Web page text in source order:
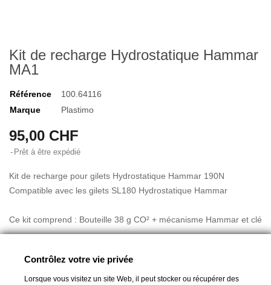
Kit de recharge Hydrostatique Hammar
MA1
Référence
100.64116
Marque
Plastimo
95,00 CHF
Prêt à être expédié
Kit de recharge pour gilets Hydrostatique Hammar 190N
Compatible avec les gilets SL180 Hydrostatique Hammar
Ce kit comprend : Bouteille 38 g CO² + mécanisme Hammar et clé
tous les 4 à 5 ans.
Contrôlez votre vie privée
Lorsque vous visitez un site Web, il peut stocker ou récupérer des